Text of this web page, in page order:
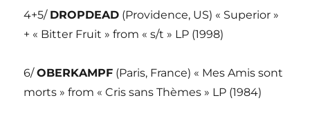
4+5/ DROPDEAD (Providence, US) « Superior »
+ « Bitter Fruit » from « s/t » LP (1998)
6/OBERKAMPF (Paris, France) « Mes Amis sont
morts » from « Cris sans Thèmes » LP (1984)